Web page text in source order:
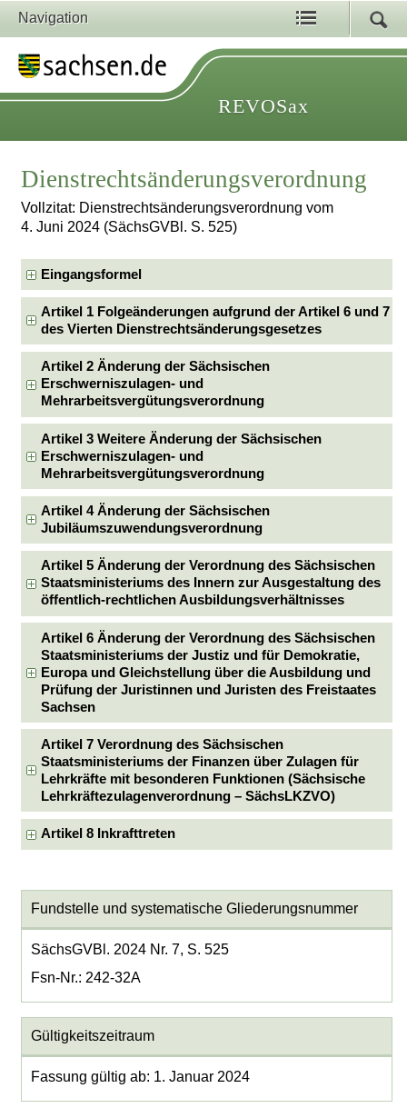
Navigation
REVOSax
Dienstrechtsänderungsverordnung
Vollzitat: Dienstrechtsänderungsverordnung vom
4. Juni 2024 (SächsGVBl. S. 525)
Eingangsformel
Artikel 1 Folgeänderungen aufgrund der Artikel 6 und 7
des Vierten Dienstrechtsänderungsgesetzes
Artikel 2 Änderung der Sächsischen
Erschwerniszulagen- und
Mehrarbeitsvergütungsverordnung
Artikel 3 Weitere Änderung der Sächsischen
Erschwerniszulagen- und
Mehrarbeitsvergütungsverordnung
Artikel 4 Änderung der Sächsischen
Jubiläumszuwendungsverordnung
Artikel 5 Änderung der Verordnung des Sächsischen
Staatsministeriums des Innern zur Ausgestaltung des
öffentlich-rechtlichen Ausbildungsverhältnisses
Artikel 6 Änderung der Verordnung des Sächsischen
Staatsministeriums der Justiz und für Demokratie,
Europa und Gleichstellung über die Ausbildung und
Prüfung der Juristinnen und Juristen des Freistaates
Sachsen
Artikel 7 Verordnung des Sächsischen
Staatsministeriums der Finanzen über Zulagen für
Lehrkräfte mit besonderen Funktionen (Sächsische
Lehrkräftezulagenverordnung – SächsLKZVO)
Artikel 8 Inkrafttreten
Fundstelle und systematische Gliederungsnummer
SächsGVBl. 2024 Nr. 7, S. 525
Fsn-Nr.: 242-32A
Gültigkeitszeitraum
Fassung gültig ab: 1. Januar 2024